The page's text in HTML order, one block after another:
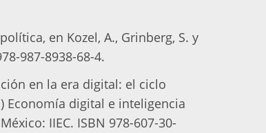
en Kozel, A., Grinberg, S. y
987-8938-68-4.
en la era digital: el ciclo
Economía digital e inteligencia
IIEC. ISBN 978-607-30-